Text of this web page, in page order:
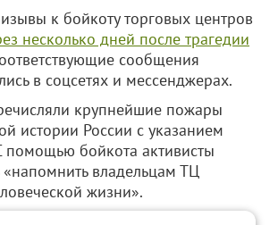
к бойкоту торговых центров
несколько дней после трагедии
сообщения
в соцсетях и мессенджерах.
крупнейшие пожары
истории России с указанием
помощью бойкота активисты
«напомнить владельцам ТЦ
жизни».